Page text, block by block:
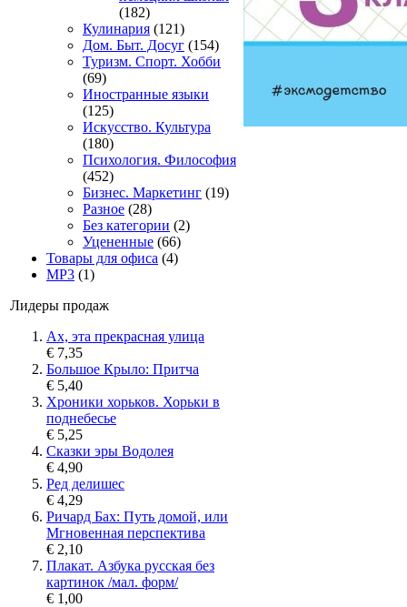
(182)
Кулинария (121)
Дом. Быт. Досуг (154)
Туризм. Спорт. Хобби
(69)
Иностранные языки
(125)
Искусство. Культура
(180)
Психология. Философия
(452)
Бизнес. Маркетинг (19)
Разное (28)
Без категории (2)
Уцененные (66)
Товары для офиса (4)
MP3 (1)
Лидеры продаж
Ах, эта прекрасная улица
€ 7,35
Большое Крыло: Притча
€ 5,40
Хроники хорьков. Хорьки в
поднебесье
€ 5,25
Сказки эры Водолея
€ 4,90
Ред делишес
€ 4,29
Ричард Бах: Путь домой, или
Мгновенная перспектива
€ 2,10
Плакат. Азбука русская без
картинок /мал. форм/
€ 1,00